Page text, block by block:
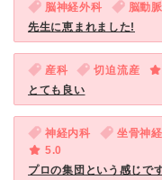
脳神経外科 脳動
先生に恵まれました!
産科 切迫流産
とても良い
神経内科 坐骨神
5.0
プロの集団という感じです